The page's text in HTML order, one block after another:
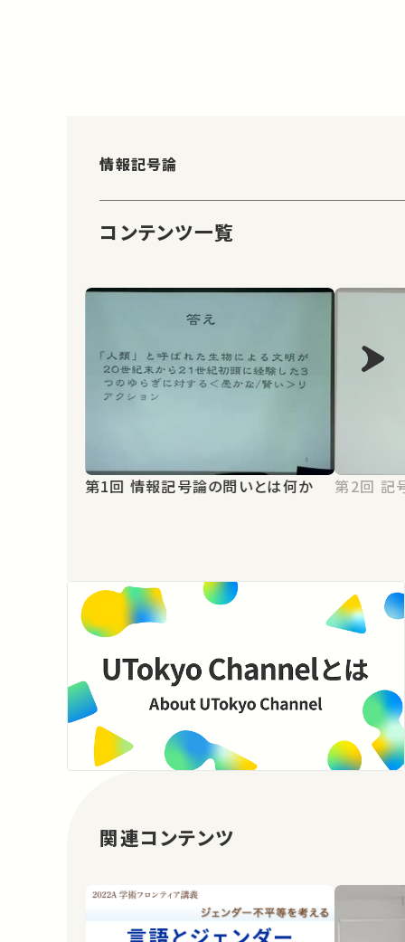
情報記号論
コンテンツ一覧
第1回 情報記号論の問いとは何か 第2
関連コンテンツ